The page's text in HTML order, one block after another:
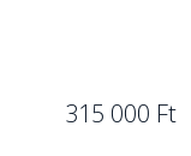
315 000 Ft